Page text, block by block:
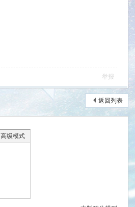
举报
返回列表
高级模式